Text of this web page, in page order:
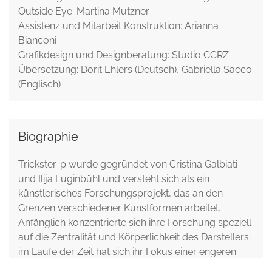
Outside Eye: Martina Mutzner
Assistenz und Mitarbeit Konstruktion: Arianna
Bianconi
Grafikdesign und Designberatung: Studio CCRZ
Übersetzung: Dorit Ehlers (Deutsch), Gabriella Sacco
(Englisch)
Biographie
Trickster-p wurde gegründet von Cristina Galbiati
und Ilija Luginbühl und versteht sich als ein
künstlerisches Forschungsprojekt, das an den
Grenzen verschiedener Kunstformen arbeitet.
Anfänglich konzentrierte sich ihre Forschung speziell
auf die Zentralität und Körperlichkeit des Darstellers;
im Laufe der Zeit hat sich ihr Fokus einer engeren